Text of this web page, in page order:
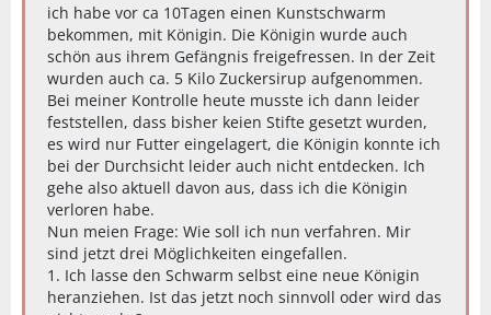
ich habe vor ca 10Tagen einen Kunstschwarm
bekommen, mit Königin. Die Königin wurde auch
schön aus ihrem Gefängnis freigefressen. In der Zeit
wurden auch ca. 5 Kilo Zuckersirup aufgenommen.
Bei meiner Kontrolle heute musste ich dann leider
feststellen, dass bisher keien Stifte gesetzt wurden,
es wird nur Futter eingelagert, die Königin konnte ich
bei der Durchsicht leider auch nicht entdecken. Ich
gehe also aktuell davon aus, dass ich die Königin
verloren habe.
Nun meien Frage: Wie soll ich nun verfahren. Mir
sind jetzt drei Möglichkeiten eingefallen.
1. Ich lasse den Schwarm selbst eine neue Königin
heranziehen. Ist das jetzt noch sinnvoll oder wird das